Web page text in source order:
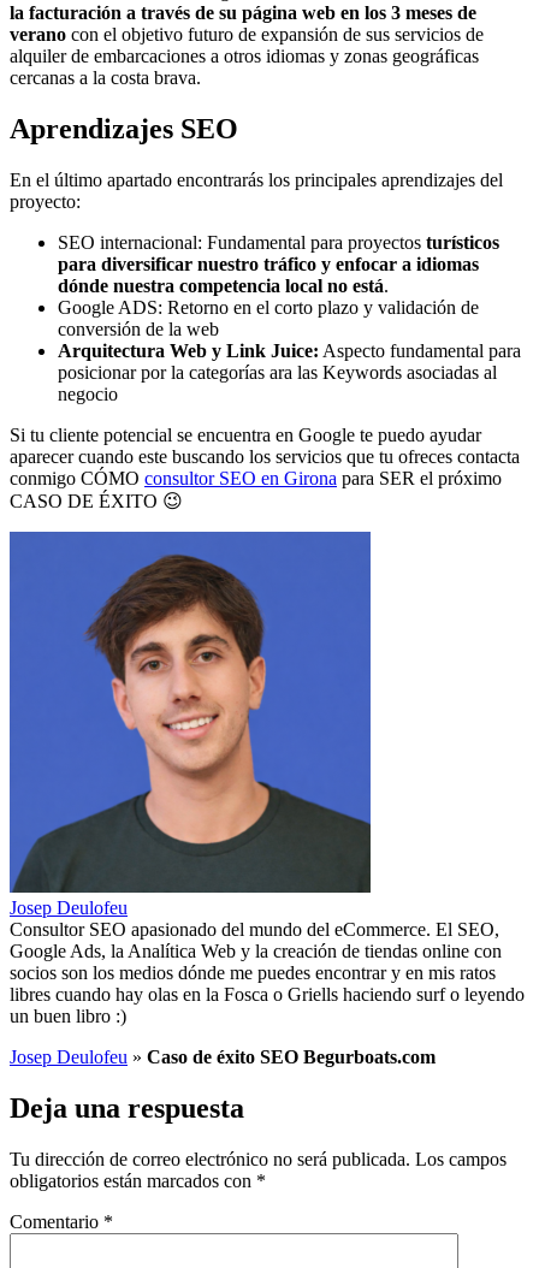
la facturación a través de su página web en los 3 meses de
verano con el objetivo futuro de expansión de sus servicios de
alquiler de embarcaciones a otros idiomas y zonas geográficas
cercanas a la costa brava.
Aprendizajes SEO
En el último apartado encontrarás los principales aprendizajes del
proyecto:
SEO internacional: Fundamental para proyectos turísticos
para diversificar nuestro tráfico y enfocar a idiomas
dónde nuestra competencia local no está.
Google ADS: Retorno en el corto plazo y validación de
conversión de la web
Arquitectura Web y Link Juice: Aspecto fundamental para
posicionar por la categorías ara las Keywords asociadas al
negocio
Si tu cliente potencial se encuentra en Google te puedo ayudar
aparecer cuando este buscando los servicios que tu ofreces contacta
conmigo CÓMO consultor SEO en Girona para SER el próximo
CASO DE ÉXITO 😉
Josep Deulofeu
Consultor SEO apasionado del mundo del eCommerce. El SEO,
Google Ads, la Analítica Web y la creación de tiendas online con
socios son los medios dónde me puedes encontrar y en mis ratos
libres cuando hay olas en la Fosca o Griells haciendo surf o leyendo
un buen libro :)
Josep Deulofeu » Caso de éxito SEO Begurboats.com
Deja una respuesta
Tu dirección de correo electrónico no será publicada. Los campos
obligatorios están marcados con *
Comentario *